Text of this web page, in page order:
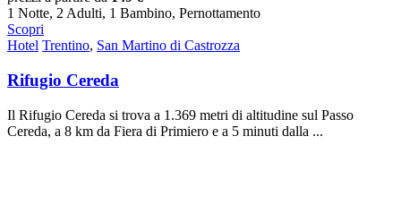
1 Notte, 2 Adulti, 1 Bambino, Pernottamento
Scopri
Hotel Trentino, San Martino di Castrozza
Rifugio Cereda
Il Rifugio Cereda si trova a 1.369 metri di altitudine sul Passo
Cereda, a 8 km da Fiera di Primiero e a 5 minuti dalla ...